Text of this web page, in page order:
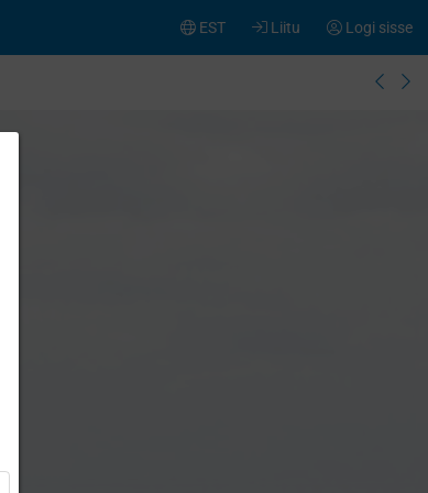
Logi sisse
Liitu
EST